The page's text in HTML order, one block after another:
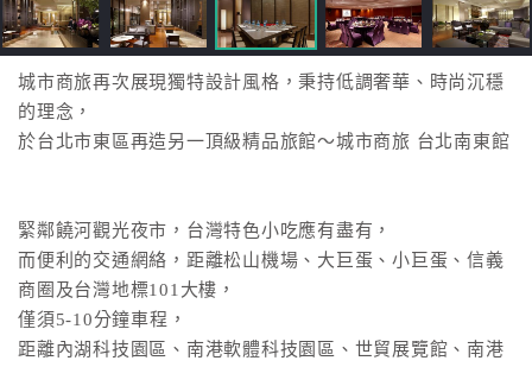
飯
店
訂
房
HOT
色
民
宿
城市商旅再次展現獨特設計風格，秉持低調奢華、時尚沉穩
的理念，
於台北市東區再造另一頂級精品旅館～城市商旅 台北南東館
緊鄰饒河觀光夜市，台灣特色小吃應有盡有，
而便利的交通網絡，距離松山機場、大巨蛋、小巨蛋、信義
商圈及台灣地標101大樓，
僅須5-10分鐘車程，
距離內湖科技園區、南港軟體科技園區、世貿展覽館、南港